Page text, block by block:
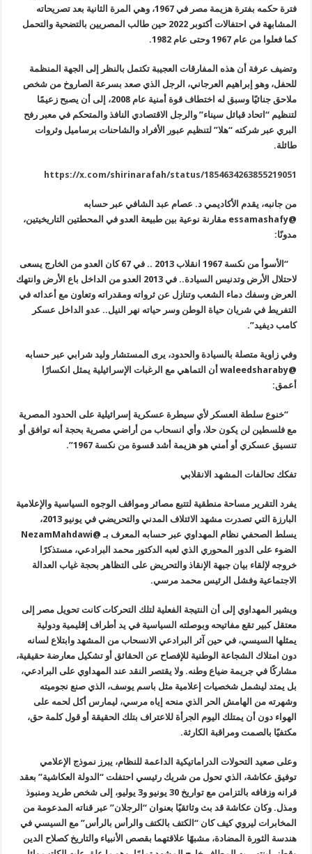
فترة حكمه بفترة هزيمة مصر في 1967، وهي المرة الثانية بعد تصريحاته
المشابهة في احتفالات أكتوبر 2022 حين طالب المصريين بالتضحية والتحمل
كما فعلوا من عام 1967 وحتى عام 1982.
وتضيف عرفة أن هذه المفارقات العجيبة تكتمل بالنظر إلى الجهة المنظمة
للحفل، وهو إبراهيم العرجاني، الرجل الذي صعد بسرعة الصاروخ من شخص
ملاحق جنائيًا وسبق له اختطاف قوة أمنية عام 2008، إلى أن يصبح زعيمًا
لتنظيم “اتحاد قبائل سيناء” والرجل الاقتصادي النافذ والمتحكم في معبر رفح
البري عبر شركته “هلا” لتنظيم عبور الأفراد والشاحنات برساميل وثروات
طائلة.
https://x.com/shirinarafah/status/1854634263855219051
من جانبه، يقدم الأكاديمي د. عصام عبد الشافي عبر حسابه
@
essamashafy مقارنة نوعية بين طبيعة العدو في المحطتين التاريخيتين،
مدونًا:
“الأسوأ من نكسة 1967 انقلاب 2013 .. في 67 كان العدو من الخارج يسعى
لاحتلال الأرض وتدنيس السيادة.. في 2013 العدو من الداخل باع الأرض وانتهك
العرض وسفك دماء الشعب وتنازل عن ثرواته ومقدراته وتعاون مع أعدائه في
التفريط في شريان حياة الوطن وسر حياته نهر النيل.. عدو الداخل عسكر
كامب ديفيد”.
وفي زاوية متصلة بالسيادة والحدود، يرى المستشار وليد شرابي عبر حسابه
@
waleedsharaby أن التماهي مع الرغبات الإسرائيلية يمثل انكسارًا
أعمق:
“خنوع سلطة العسكر لأي سيطرة عسكرية إسرائيلية على الحدود المصرية
مع فلسطين لن يكون حلا، وأي انسحاب من أراضي مصرية بحجة أنه توافق أو
تنسيق عسكري أو أمني هو هزيمة أشد قسوة من نكسة 1967”.
تفكك تحالفات المشهد الانقلابي
يفرد التقرير مساحة منطقية لتتبع مصائر ومواقف الوجوه السياسية والإعلامية
البارزة التي تصدرت مشهد الائتلاف المدني والتحريضي في يونيو 2013،
يسلط الصحفي نظام المهداوي عبر حسابه المعرف بـ @NezamMahdawi
الضوء على الدور المحوري الذي لعبه الدكتور محمد البرادعي، مستذكرًا
خروجه لإلقاء بيان جبهة الإنقاذ والتحريض على التظاهر بحجة غياب العدالة
الاجتماعية وفشل الرئيس محمد مرسي.
ويشير المهداوي إلى أن النتيجة الفعلية لتلك التحركات كانت تحويل مصر إلى
معتقل كبير تقع مفاتيحه وبوصلته السياسية في يد أطراف إقليمية ودولية
يمثلها السيسي، في حين آثر البرادعي الانسحاب من المشهد وابتلاع لسانه
دون امتلاك الشجاعة الوطنية للإفصاح عن الحقائق أو تشكيل معارضة حقيقية،
مشاركًا في جريمة ضياع وطنه. ولا يقتصر النقد عند المهداوي على البرادعي،
بل يمتد ليشمل شخصيات إعلامية مثل باسم يوسف، الذي صنع نجوميته
وشهرته من الهامش الحر الذي منحه إياه مرسي، ليمارس أكل لحمه على
الهواء دون أن يمتلك اليوم الجرأة للاعتراف بتلك الحقيقة أو قول كلمة حق،
مكتفيًا بالصمت ومراقبة الكارثة.
وعلى صعيد التحولات الدراماتيكية الداعمة للنظام، يبرز نموذج الإعلامي
توفيق عكاشة، الذي تحول من شريك رئيسي احتفلت “الدولة العكاشية” بعقد
قرانه وزفافه بالتزامن مع تواريخ 30 يونيو و3 يوليو، إلى شخص طريد ومنبوذ
ومذل. وكان عكاشة قد بث وثائقيًا بعنوان “الرجلان” عبر قناته المدعومة من
المخابرات ليروي كيف كان “الكتف بالكتف والرأس بالرأس” مع السيسي في
هندسة الثورة المضادة، مشبهًا علاقتهما بقصص الأنبياء والتاريخ كصلاح الدين